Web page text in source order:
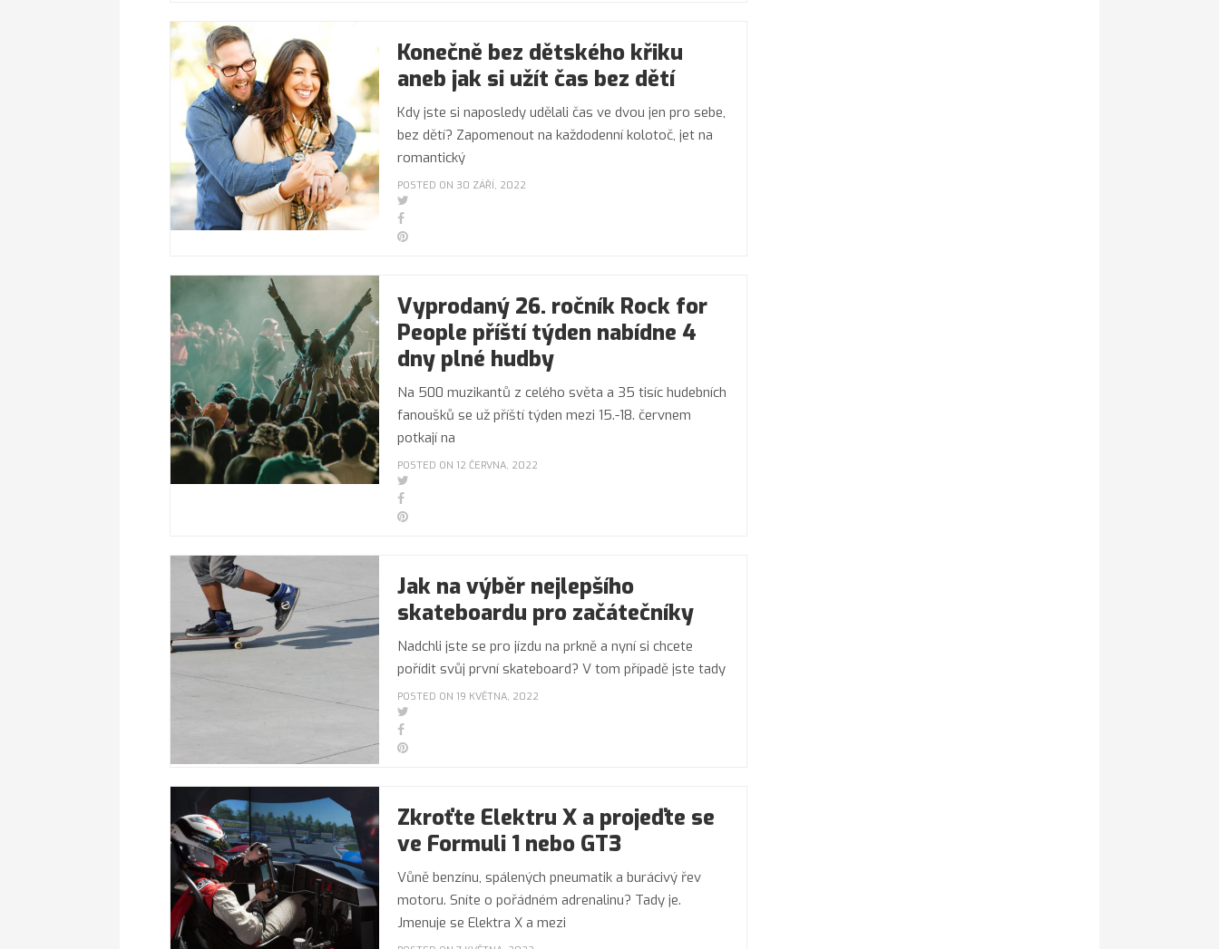
Konečně bez dětského křiku
aneb jak si užít čas bez dětí
Kdy jste si naposledy udělali čas ve dvou jen pro sebe,
bez dětí? Zapomenout na každodenní kolotoč, jet na
romantický
POSTED ON 30 ZÁŘÍ, 2022
Vyprodaný 26. ročník Rock for
People příští týden nabídne 4
dny plné hudby
Na 500 muzikantů z celého světa a 35 tisíc hudebních
fanoušků se už příští týden mezi 15.-18. červnem
potkají na
POSTED ON 12 ČERVNA, 2022
Jak na výběr nejlepšího
skateboardu pro začátečníky
Nadchli jste se pro jízdu na prkně a nyní si chcete
pořídit svůj první skateboard? V tom případě jste tady
POSTED ON 19 KVĚTNA, 2022
Zkroťte Elektru X a projeďte se
ve Formuli 1 nebo GT3
Vůně benzínu, spálených pneumatik a burácivý řev
motoru. Sníte o pořádném adrenalinu? Tady je.
Jmenuje se Elektra X a mezi